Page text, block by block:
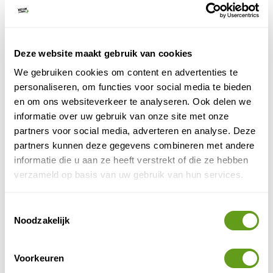
Deze website maakt gebruik van cookies
We gebruiken cookies om content en advertenties te
personaliseren, om functies voor social media te bieden
en om ons websiteverkeer te analyseren. Ook delen we
informatie over uw gebruik van onze site met onze
partners voor social media, adverteren en analyse. Deze
partners kunnen deze gegevens combineren met andere
informatie die u aan ze heeft verstrekt of die ze hebben
verzameld op basis van uw gebruik van hun services.
Noodzakelijk
Voorkeuren
plekjes van het land.
biedt één van de best bewaarde stukken
laaglandregenwoud. Vroeger vormde dit een
ondoordringbaar oerwoud langs de Niger rivier, bij de
kust overgaand in nog moeilijker toegankelijk
mangrovewoud. Het woud ervaren kan hier op een
wel heel bijzondere manier: op het terras van een
boomhuis, hangend op dertig meter boven de
bosbodem. Heb je hoogtevrees? Geen probleem, er
zijn ook routes uitgezet of ga rustig in de vogelkijkhut
vlindersoorten.